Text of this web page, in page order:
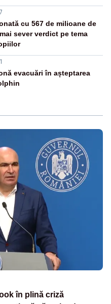
cu 567 de milioane de
sever verdict pe tema
evacuări în așteptarea
în plină criză